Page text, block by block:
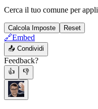
Cerca il tuo comune per
Calcola Imposte Reset
🔗Embed
📤 Condividi
Feedback?
👍 👎